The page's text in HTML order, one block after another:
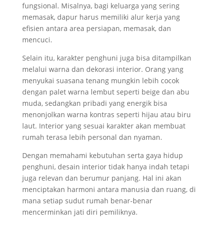
fungsional. Misalnya, bagi keluarga yang sering
memasak, dapur harus memiliki alur kerja yang
efisien antara area persiapan, memasak, dan
mencuci.
Selain itu, karakter penghuni juga bisa ditampilkan
melalui warna dan dekorasi interior. Orang yang
menyukai suasana tenang mungkin lebih cocok
dengan palet warna lembut seperti beige dan abu
muda, sedangkan pribadi yang energik bisa
menonjolkan warna kontras seperti hijau atau biru
laut. Interior yang sesuai karakter akan membuat
rumah terasa lebih personal dan nyaman.
Dengan memahami kebutuhan serta gaya hidup
penghuni, desain interior tidak hanya indah tetapi
juga relevan dan berumur panjang. Hal ini akan
menciptakan harmoni antara manusia dan ruang, di
mana setiap sudut rumah benar-benar
mencerminkan jati diri pemiliknya.